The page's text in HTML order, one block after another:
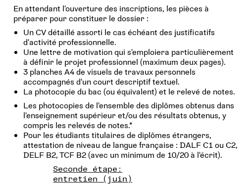
En attendant l'ouverture des inscriptions, les pièces à
préparer pour constituer le dossier :
Un CV détaillé assorti le cas échéant des justificatifs
d'activité professionnelle.
Une lettre de motivation qui s'emploiera particulièrement
à définir le projet professionnel (maximum deux pages).
3 planches A4 de visuels de travaux personnels
accompagnés d'un court descriptif textuel.
La photocopie du bac (ou équivalent) et le relevé de notes.
Les photocopies de l'ensemble des diplômes obtenus dans
l'enseignement supérieur et/ou des résultats obtenus, y
compris les relevés de notes.*
Pour les étudiants titulaires de diplômes étrangers,
attestation de niveau de langue française : DALF C1 ou C2,
DELF B2, TCF B2 (avec un minimum de 10/20 à l'écrit).
Seconde étape:
entretien (juin)